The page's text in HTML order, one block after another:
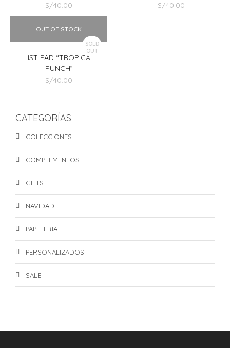
S/40.00
S/40.00
SOLD
OUT
OUT OF STOCK
LIST PAD “TROPICAL
PUNCH”
S/40.00
CATEGORÍAS
COLECCIONES
COMPLEMENTOS
GIFTS
NAVIDAD
PAPELERIA
PERSONALIZADOS
SALE